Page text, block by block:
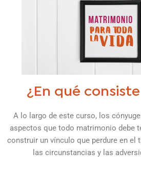
¿En qué
A lo largo de este curso, los
aspectos que todo matrimonio debe
construir un vínculo que perdure en el
las circunstancias y las